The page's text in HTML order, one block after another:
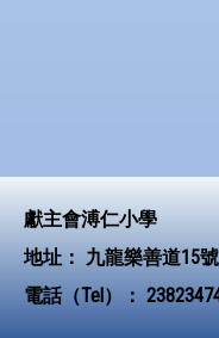
獻主會溥仁小學
地址： 九龍樂善道15號
電話（Tel）：